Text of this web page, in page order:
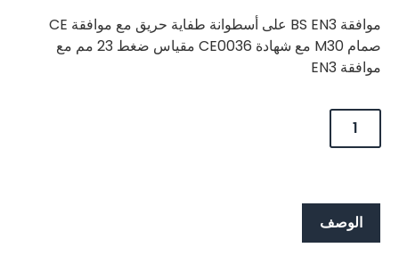
موافقة BS EN3 على أسطوانة طفاية حريق مع موافقة CE
صمام M30 مع شهادة CE0036 مقياس ضغط 23 مم مع
موافقة EN3
الوصف